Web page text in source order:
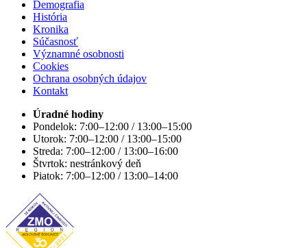
Demografia
História
Kronika
Súčasnosť
Významné osobnosti
Cookies
Ochrana osobných údajov
Kontakt
Úradné hodiny
Pondelok: 7:00–12:00 / 13:00–15:00
Utorok: 7:00–12:00 / 13:00–15:00
Streda: 7:00–12:00 / 13:00–16:00
Štvrtok: nestránkový deň
Piatok: 7:00–12:00 / 13:00–14:00